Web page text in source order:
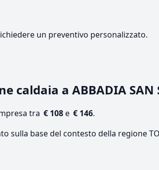
un preventivo personalizzato.
a ABBADIA SAN
tra € 108e € 146.
base del contesto della regione